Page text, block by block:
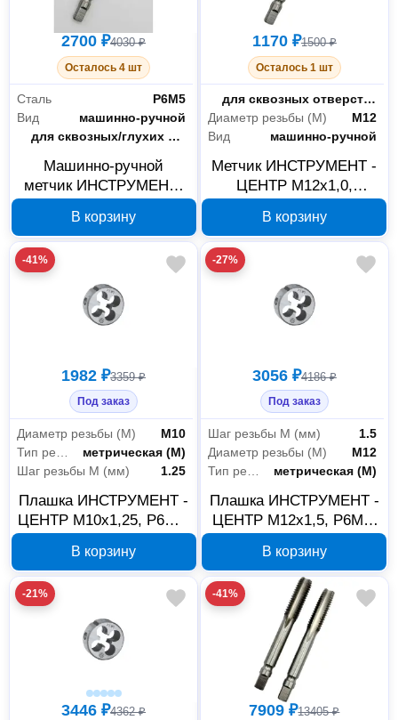
2700 ₽4030 ₽
Осталось 4 шт
Сталь
Р6М5
Вид
машинно-ручной
Отверстие
для сквозных/глухих отверстий
Машинно-ручной
метчик ИНСТРУМЕНТ-
М7837
В корзину
1170 ₽1500 ₽
Осталось 1 шт
Отверстие
для сквозных отверстий
Диаметр резьбы (М)
М12
Вид
машинно-ручной
Метчик ИНСТРУМЕНТ -
ЦЕНТР М12x1,0,
М7657
В корзину
-41%
1982 ₽3359 ₽
Под заказ
Диаметр резьбы (М)
М10
метрическая (М)
Шаг резьбы М (мм)
1.25
Плашка ИНСТРУМЕНТ -
ЦЕНТР М10x1,25, Р6М5,
В корзину
-27%
3056 ₽4186 ₽
Под заказ
Шаг резьбы М (мм)
1.5
Диаметр резьбы (М)
М12
метрическая (М)
Плашка ИНСТРУМЕНТ -
ЦЕНТР М12x1,5, Р6М5,
В корзину
-21%
3446 ₽4362 ₽
-41%
7909 ₽13405 ₽